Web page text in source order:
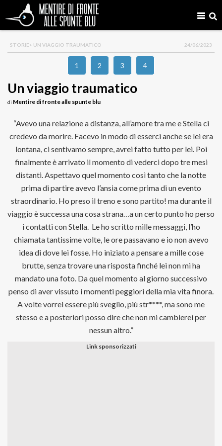
STORIE> UN VIAGGIO TRAUMATICO 24/06/2023
1 2 3 4
Un viaggio traumatico
di Mentire di fronte alle spunte blu
“Avevo una relazione a distanza, all’amore tra me e Stella ci
credevo da morire. Facevo in modo di esserci anche se lei era
lontana, ci sentivamo sempre, avrei fatto tutto per lei. Poi
finalmente è arrivato il momento di vederci dopo tre mesi
distanti. Aspettavo quel momento così tanto che la notte
prima di partire avevo l’ansia come prima di un evento
straordinario. Ho preso il treno e sono partito! ma durante il
viaggio è successa una cosa strana…a un certo punto ho perso
i contatti con Stella. Le ho scritto mille messaggi, l’ho
chiamata tantissime volte, le ore passavano e io non avevo
idea di dove lei fosse. Ho iniziato a pensare a mille cose
brutte, senza trovare una risposta finché lei non mi ha
mandato una foto. Da quel momento al giorno successivo
penso di aver vissuto i momenti peggiori della mia vita finora.
A volte vorrei essere più sveglio, più str****, ma sono me
stesso e a posteriori posso dire che non mi cambierei per
nessun altro.”